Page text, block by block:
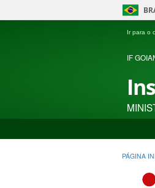
Ir para o
IF
PÁGINA